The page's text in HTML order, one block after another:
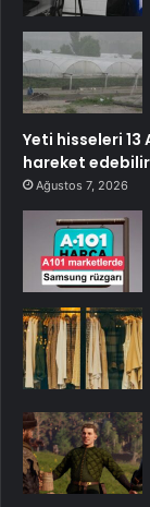
Yeti hisseleri
hareket edebilir
Ağustos 7, 2026